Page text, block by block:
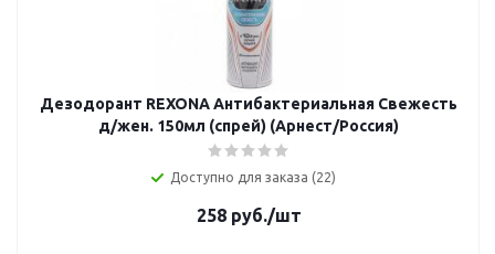
Дезодорант REXONA Антибактериальная Свежесть
д/жен. 150мл (спрей) (Арнест/Россия)
Доступно для заказа (22)
258руб./шт